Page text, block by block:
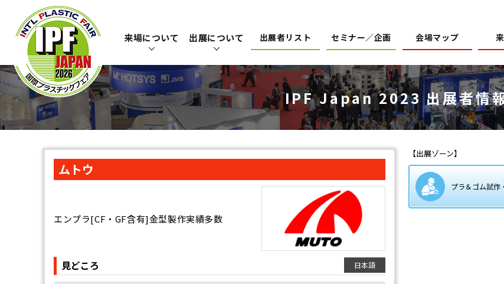
来場について 出展について 出展者リスト セミナー／企画 会場マップ
IPF Japan 2023 出展者情
ムトウ
エンプラ[CF・GF含有]金型製作実績多数
見どころ 日本語
【出展ゾーン】
プラ＆ゴム試作